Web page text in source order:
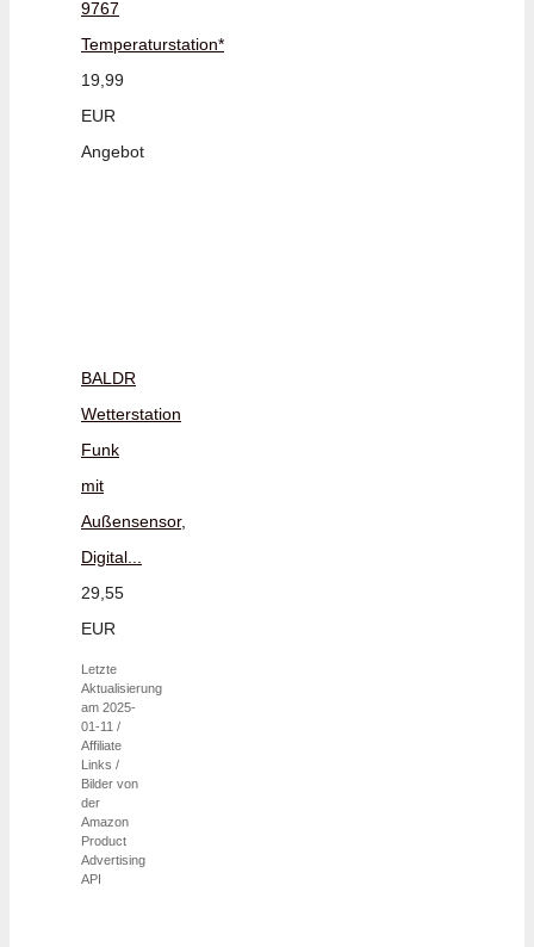
9767
Temperaturstation*
19,99
EUR
Angebot
BALDR
Wetterstation
Funk
mit
Außensensor,
Digital...
29,55
EUR
Letzte
Aktualisierung
am 2025-
01-11 /
Affiliate
Links /
Bilder von
der
Amazon
Product
Advertising
API